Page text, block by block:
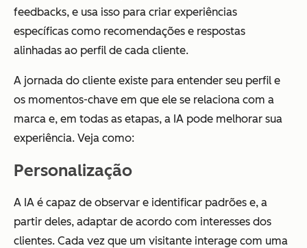
feedbacks, e usa isso para criar experiências
específicas como recomendações e respostas
alinhadas ao perfil de cada cliente.
A jornada do cliente existe para entender seu perfil e
os momentos-chave em que ele se relaciona com a
marca e, em todas as etapas, a IA pode melhorar sua
experiência. Veja como:
Personalização
A IA é capaz de observar e identificar padrões e, a
partir deles, adaptar de acordo com interesses dos
clientes. Cada vez que um visitante interage com uma